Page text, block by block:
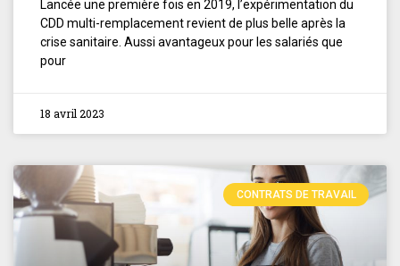
Lancée une première fois en 2019, l’expérimentation du
CDD multi-remplacement revient de plus belle après la
crise sanitaire. Aussi avantageux pour les salariés que
pour
18 avril 2023
CONTRATS DE TRAVAIL